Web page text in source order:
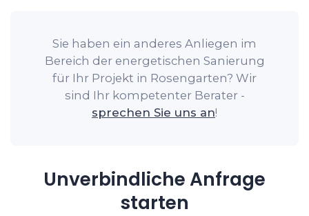
Sie haben ein anderes Anliegen im
Bereich der energetischen Sanierung
für Ihr Projekt in Rosengarten? Wir
sind Ihr kompetenter Berater -
sprechen Sie uns an!
Unverbindliche Anfrage
starten